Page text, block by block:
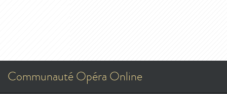
Communauté Opéra Online